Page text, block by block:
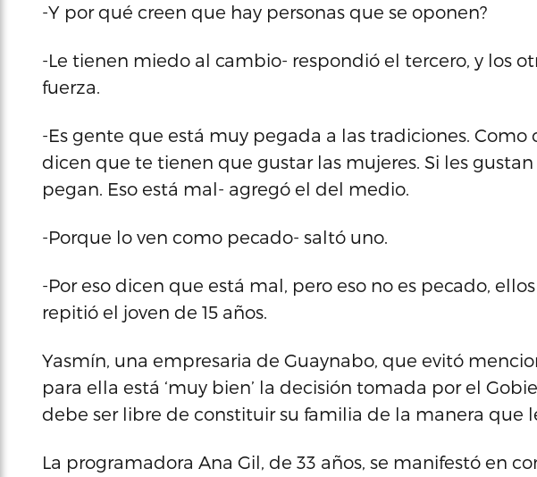
-Y por qué creen que hay personas que se oponen?
-Le tienen miedo al cambio- respondió el tercero, y los
fuerza.
-Es gente que está muy pegada a las tradiciones.
dicen que te tienen que gustar las mujeres. Si les
pegan. Eso está mal- agregó el del medio.
-Porque lo ven como pecado- saltó uno.
-Por eso dicen que está mal, pero eso no es pecado,
repitió el joven de 15 años.
Yasmín, una empresaria de Guaynabo, que evitó
para ella está ‘muy bien’ la decisión tomada por el
debe ser libre de constituir su familia de la manera que
La programadora Ana Gil, de 33 años, se manifestó en